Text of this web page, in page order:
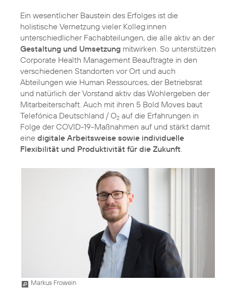
Ein wesentlicher Baustein des Erfolges ist die
holistische Vernetzung vieler Kolleg:innen
unterschiedlicher Fachabteilungen, die alle aktiv an der
Gestaltung und Umsetzung mitwirken. So unterstützen
Corporate Health Management Beauftragte in den
verschiedenen Standorten vor Ort und auch
Abteilungen wie Human Ressources, der Betriebsrat
und natürlich der Vorstand aktiv das Wohlergeben der
Mitarbeiterschaft. Auch mit ihren 5 Bold Moves baut
Telefónica Deutschland / O2 auf die Erfahrungen in
Folge der COVID-19-Maßnahmen auf und stärkt damit
eine digitale Arbeitsweise sowie individuelle
Flexibilität und Produktivität für die Zukunft.
Markus Frowein